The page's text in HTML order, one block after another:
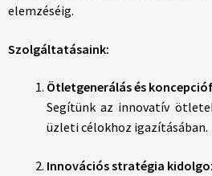
elemzéséig.
Szolgáltatásaink:
Ötletgenerálás és
Segítünk az innovatív
üzleti célokhoz igazításában.
Innovációs stratégia